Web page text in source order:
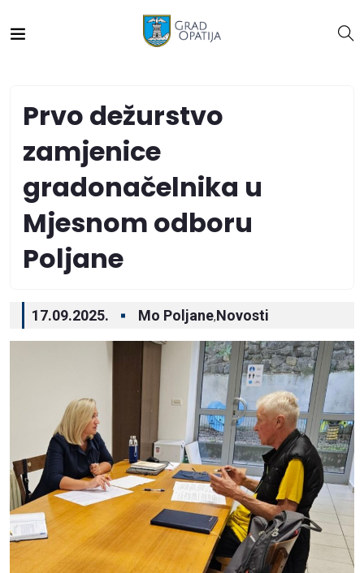
Prvo dežurstvo
zamjenice
gradonačelnika u
Mjesnom odboru
Poljane
17.09.2025. Mo Poljane,Novosti